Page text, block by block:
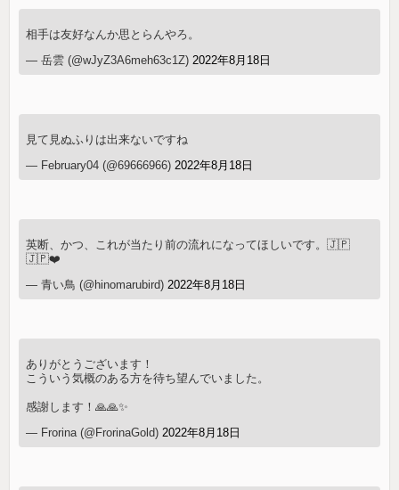
相手は友好なんか思とらんやろ。
— 岳雲 (@wJyZ3A6meh63c1Z)2022年8月18日
見て見ぬふりは出来ないですね
— February04 (@69666966)2022年8月18日
英断、かつ、これが当たり前の流れになってほしいです。🇯🇵
🇯🇵❤️
— 青い鳥 (@hinomarubird)2022年8月18日
ありがとうございます！
こういう気概のある方を待ち望んでいました。
感謝します！🙏🙏✨
— Frorina (@FrorinaGold)2022年8月18日